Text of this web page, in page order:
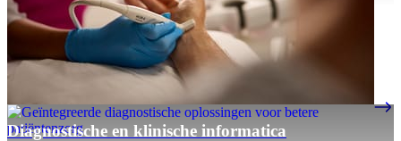
Diagnostische en klinische informatica